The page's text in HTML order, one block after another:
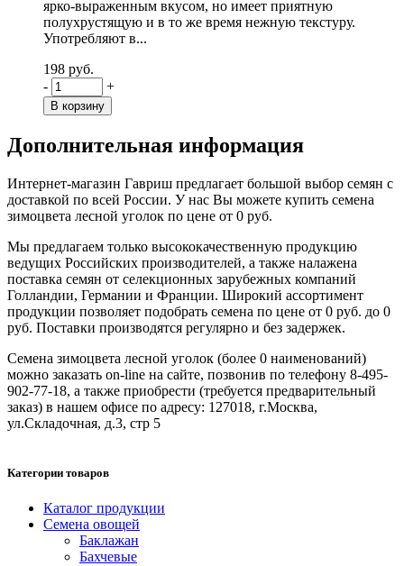
ярко-выраженным вкусом, но имеет приятную
полухрустящую и в то же время нежную текстуру.
Употребляют в...
198 руб.
-
+
Дополнительная информация
Интернет-магазин Гавриш предлагает большой выбор семян с
доставкой по всей России. У нас Вы можете купить семена
зимоцвета лесной уголок по цене от 0 руб.
Мы предлагаем только высококачественную продукцию
ведущих Российских производителей, а также налажена
поставка семян от селекционных зарубежных компаний
Голландии, Германии и Франции. Широкий ассортимент
продукции позволяет подобрать семена по цене от 0 руб. до 0
руб. Поставки производятся регулярно и без задержек.
Семена зимоцвета лесной уголок (более 0 наименований)
можно заказать on-line на сайте, позвонив по телефону 8-495-
902-77-18, а также приобрести (требуется предварительный
заказ) в нашем офисе по адресу: 127018, г.Москва,
ул.Складочная, д.3, стр 5
Категории товаров
Каталог продукции
Семена овощей
Баклажан
Бахчевые